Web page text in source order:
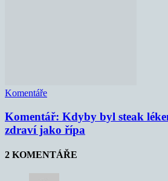
Komentáře
Komentář: Kdyby byl steak
zdraví jako řípa
2 KOMENTÁŘE